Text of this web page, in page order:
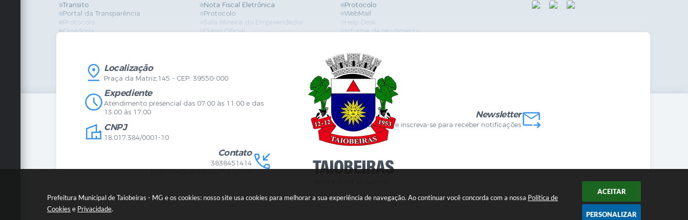
Prefeitura Municipal de Taiobeiras - MG e os cookies: nosso site usa cookies para melhorar a sua experiência de navegação. Ao continuar você concorda com a nossa Política de
Cookies e Privacidade.
ACEITAR
PERSONALIZAR
Transito
Portal da Transparência
Protocolo
Ouvidoria
Legislação
Diário Oficial
Mapa do Site
Certidões
Agenda de Eventos
Concursos
Telefones Úteis
Nota Fiscal Eletrônica
Protocolo
Sala Mineira do Empreendedor
Diário Oficial
Serviços Online
Vigilância Sanitária
Protocolo
WebMail
Help Desk
Informe de rendimento
GPI
Diário Oficial
Fale com RH
SGDI - Sistema de Gerência de Demandas Internas
Concurso Público e Processo Seletivo
Portal da Atenção Primaria
Localização
Praça da Matriz,145 - CEP: 39550-000
Expediente
Atendimento presencial das 07:00 às 11:00 e das
13:00 às 17:00
CNPJ
18.017.384/0001-10
Contato
3838451414
gabinete@taiobeiras.mg.gov.br
Newsletter
Clique aquie inscreva-se para receber notificações